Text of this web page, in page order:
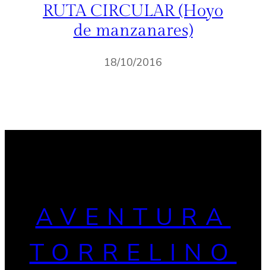
RUTA CIRCULAR (Hoyo
de manzanares)
18/10/2016
AVENTURA
TORRELINO